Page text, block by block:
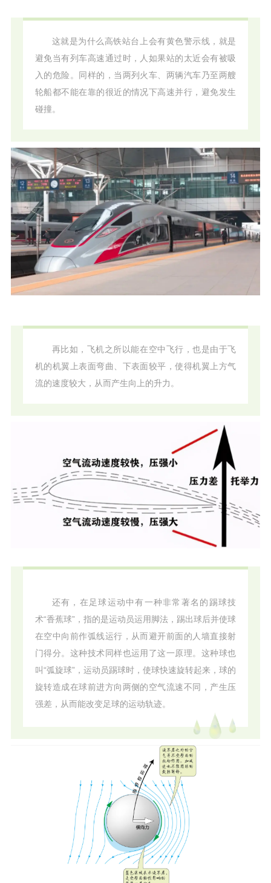
这就是为什么高铁站台上会有黄色警示线，就是
避免当有列车高速通过时，人如果站的太近会有被吸
入的危险。同样的，当两列火车、两辆汽车乃至两艘
轮船都不能在靠的很近的情况下高速并行，避免发生
碰撞。
再比如，飞机之所以能在空中飞行，也是由于飞
机的机翼上表面弯曲、下表面较平，使得机翼上方气
流的速度较大，从而产生向上的升力。
还有，在足球运动中有一种非常著名的踢球技
术“香蕉球”，指的是运动员运用脚法，踢出球后并使球
在空中向前作弧线运行，从而避开前面的人墙直接射
门得分。这种技术同样也运用了这一原理。这种球也
叫“弧旋球”，运动员踢球时，使球快速旋转起来，球的
旋转造成在球前进方向两侧的空气流速不同，产生压
强差，从而能改变足球的运动轨迹。